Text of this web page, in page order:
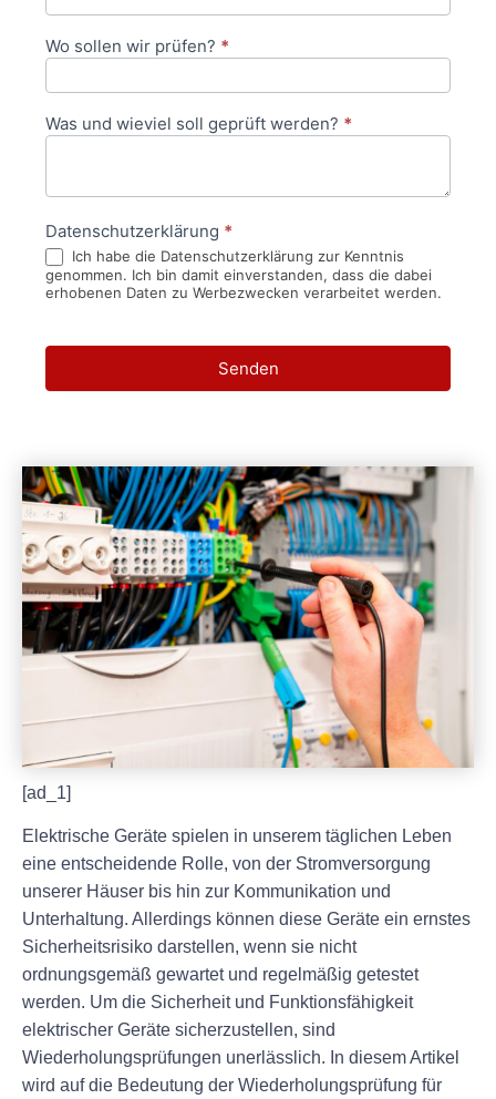
Wo sollen wir prüfen? *
Was und wieviel soll geprüft werden? *
Datenschutzerklärung *
Ich habe die Datenschutzerklärung zur Kenntnis
genommen. Ich bin damit einverstanden, dass die dabei
erhobenen Daten zu Werbezwecken verarbeitet werden.
Senden
[ad_1]
Elektrische Geräte spielen in unserem täglichen Leben
eine entscheidende Rolle, von der Stromversorgung
unserer Häuser bis hin zur Kommunikation und
Unterhaltung. Allerdings können diese Geräte ein ernstes
Sicherheitsrisiko darstellen, wenn sie nicht
ordnungsgemäß gewartet und regelmäßig getestet
werden. Um die Sicherheit und Funktionsfähigkeit
elektrischer Geräte sicherzustellen, sind
Wiederholungsprüfungen unerlässlich. In diesem Artikel
wird auf die Bedeutung der Wiederholungsprüfung für